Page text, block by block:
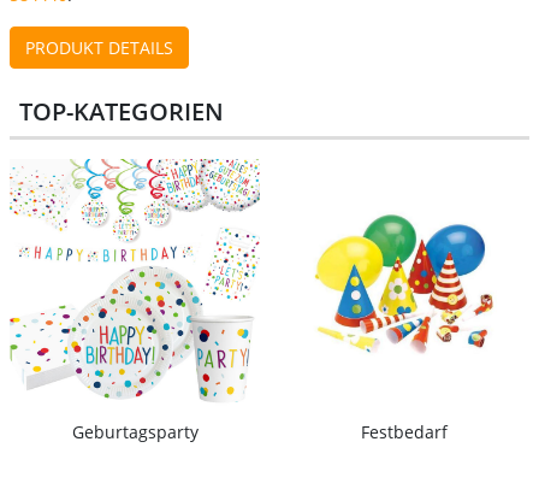
PRODUKT DETAILS
TOP-KATEGORIEN
Geburtagsparty Festbedarf